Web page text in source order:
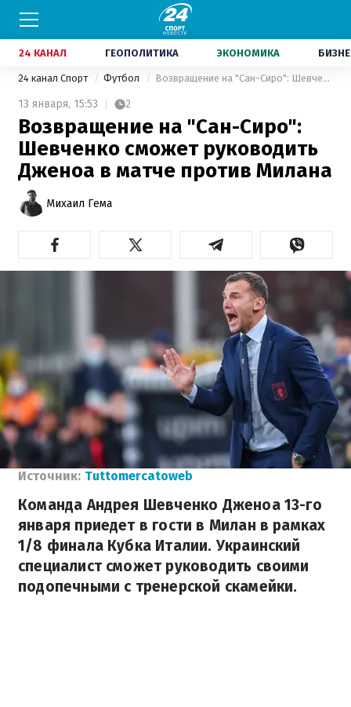
24 КАНАЛ ГЕОПОЛИТИКА ЭКОНОМИКА
24 канал Спорт Футбол Возвращение на "Сан-Сиро": Шевченко сможет руководить Дженоа в матче против Милана
13 января, 15:53 2
Возвращение на "Сан-Сиро":
Шевченко сможет руководить
Дженоа в матче против Милана
Михаил Гема
Источник: Tuttomercatoweb
Команда Андрея Шевченко Дженоа 13-го
января приедет в гости в Милан в рамках
1/8 финала Кубка Италии. Украинский
специалист сможет руководить своими
подопечными с тренерской скамейки.